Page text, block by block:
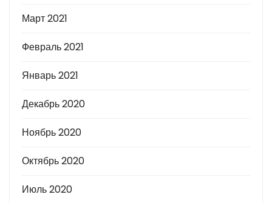
Март 2021
Февраль 2021
Январь 2021
Декабрь 2020
Ноябрь 2020
Октябрь 2020
Июль 2020